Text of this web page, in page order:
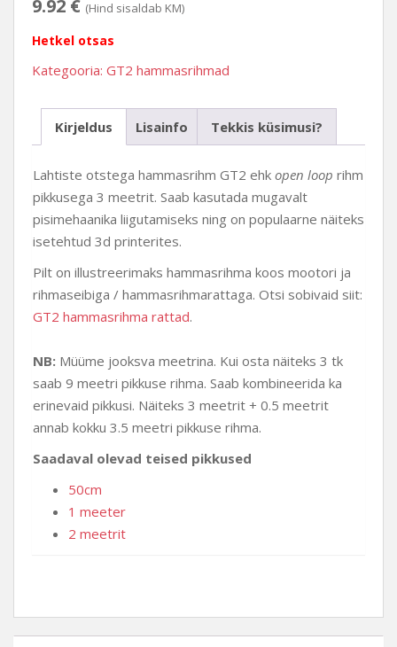
9.92 € (Hind sisaldab KM)
Hetkel otsas
Kategooria: GT2 hammasrihmad
Kirjeldus Lisainfo Tekkis küsimusi?
Lahtiste otstega hammasrihm GT2 ehk open loop rihm
pikkusega 3 meetrit. Saab kasutada mugavalt
pisimehaanika liigutamiseks ning on populaarne näiteks
isetehtud 3d printerites.
Pilt on illustreerimaks hammasrihma koos mootori ja
rihmaseibiga / hammasrihmarattaga. Otsi sobivaid siit:
GT2 hammasrihma rattad.
NB: Müüme jooksva meetrina. Kui osta näiteks 3 tk
saab 9 meetri pikkuse rihma. Saab kombineerida ka
erinevaid pikkusi. Näiteks 3 meetrit + 0.5 meetrit
annab kokku 3.5 meetri pikkuse rihma.
Saadaval olevad teised pikkused
50cm
1 meeter
2 meetrit